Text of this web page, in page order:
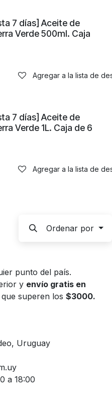
7 días] Aceite de
Verde 500ml. Caja
Agregar a la lista de
7 días] Aceite de
Verde 1L. Caja de 6
Agregar a la lista de
Ordenar por
punto del país.
y envío gratis en
superen los $3000.
Uruguay
a 18:00